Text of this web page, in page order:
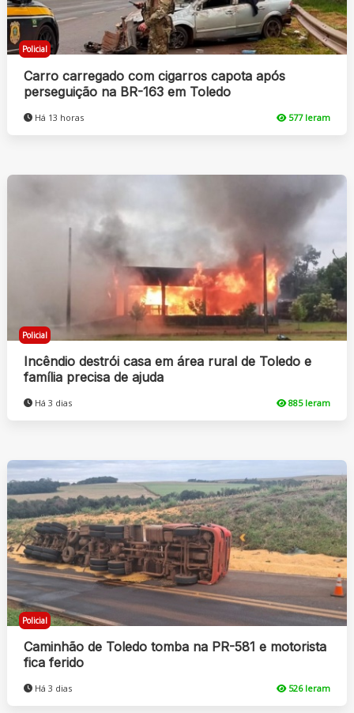
Policial
Carro carregado com cigarros capota após
perseguição na BR-163 em Toledo
Há 13 horas 577 leram
Policial
Incêndio destrói casa em área rural de Toledo e
família precisa de ajuda
Há 3 dias 885 leram
Policial
Caminhão de Toledo tomba na PR-581 e motorista
fica ferido
Há 3 dias 526 leram